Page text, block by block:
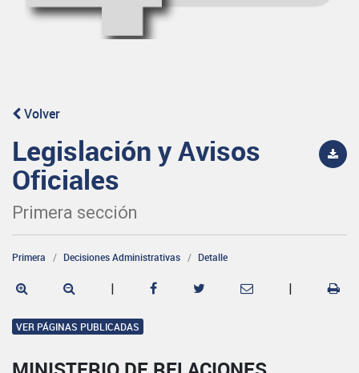
Volver
Legislación y Avisos
Oficiales
Primera sección
Primera Decisiones Administrativas Detalle
| |
VER PÁGINAS PUBLICADAS